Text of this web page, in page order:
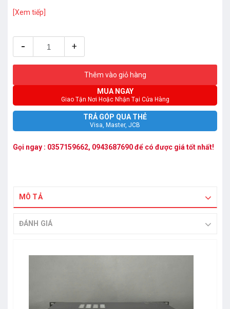
[Xem tiếp]
- +
Thêm vào giỏ hàng
MUA NGAY
Giao Tận Nơi Hoặc Nhận Tại Cửa Hàng
TRẢ GÓP QUA THẺ
Visa, Master, JCB
Gọi ngay : 0357159662, 0943687690để có được giá tốt nhất!
MÔ TẢ
ĐÁNH GIÁ